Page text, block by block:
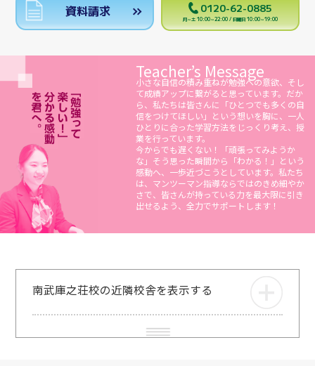
資料請求 0120-62-0885
月～土 10:00～22:00 / 日曜日 10:00～19:00
Teacher’s Message
小さな自信の積み重ねが勉強への意欲、そし
て成績アップに繋がると思っています。だか
ら、私たちは皆さんに「ひとつでも多くの自
信をつけてほしい」という想いを胸に、一人
ひとりに合った学習方法をじっくり考え、授
業を行っています。
今からでも遅くない！「頑張ってみようか
な」そう思った瞬間から「わかる！」という
感動へ、一歩近づこうとしています。私たち
は、マンツーマン指導ならではのきめ細やか
さで、皆さんが持っている力を最大限に引き
出せるよう、全力でサポートします！
南武庫之荘校の近隣校舎を表示する